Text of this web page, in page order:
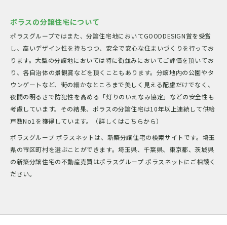
ポラスの分譲住宅について
ポラスグループではまた、分譲住宅地においてGOODDESIGN賞を受賞
し、高いデザイン性を持ちつつ、安全で安心な住まいづくりを行ってお
ります。大型の分譲地においては特に街並みにおいてご評価を頂いてお
り、各自治体の景観賞などを頂くこともあります。分譲地内の公園やタ
ウンゲートなど、街の細かなところまで美しく見える配慮だけでなく、
夜間の明るさで防犯性を高める「灯りのいえなみ協定」などの安全性も
考慮しています。その結果、ポラスの分譲住宅は10年以上連続して供給
戸数No1を獲得しています。（詳しくはこちらから）
ポラスグループ ポラスネットは、新築分譲住宅の検索サイトです。埼玉
県の市区町村を選ぶことができます。埼玉県、千葉県、東京都、茨城県
の新築分譲住宅の不動産売買はポラスグループ ポラスネットにご相談く
ださい。